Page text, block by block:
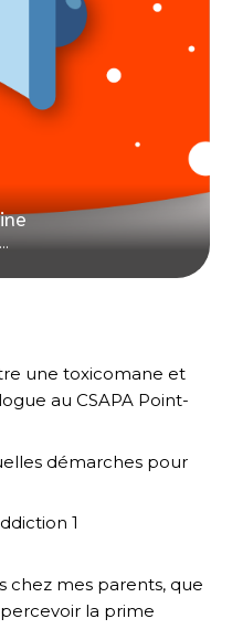
une toxicomane et
au CSAPA Point-
démarches pour
1
chez mes parents, que
la prime